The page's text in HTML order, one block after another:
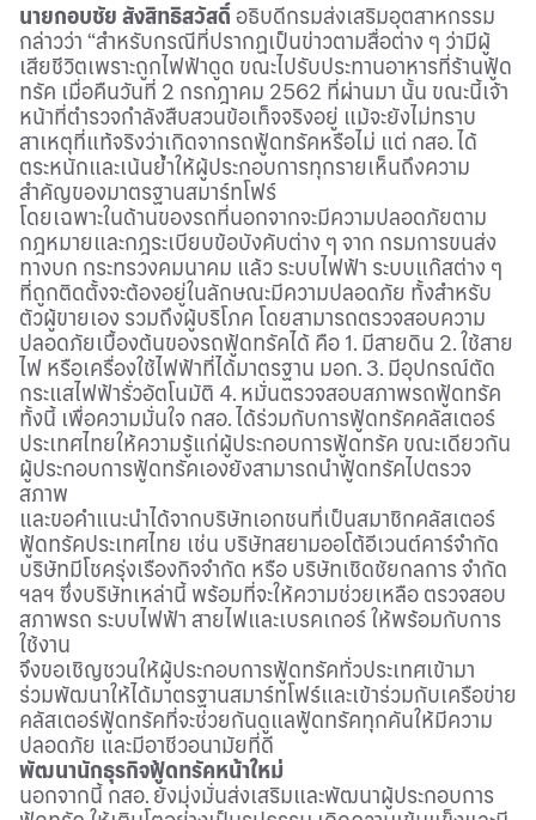
นายกอบชัย สังสิทธิสวัสดิ์ อธิบดีกรมส่งเสริมอุตสาหกรรม
กล่าวว่า “สำหรับกรณีที่ปรากฏเป็นข่าวตามสื่อต่าง ๆ ว่ามีผู้
เสียชีวิตเพราะถูกไฟฟ้าดูด ขณะไปรับประทานอาหารที่ร้านฟู้ด
ทรัค เมื่อคืนวันที่ 2 กรกฎาคม 2562 ที่ผ่านมา นั้น ขณะนี้เจ้า
หน้าที่ตำรวจกำลังสืบสวนข้อเท็จจริงอยู่ แม้จะยังไม่ทราบ
สาเหตุที่แท้จริงว่าเกิดจากรถฟู้ดทรัคหรือไม่ แต่ กสอ. ได้
ตระหนักและเน้นย้ำให้ผู้ประกอบการทุกรายเห็นถึงความ
สำคัญของมาตรฐานสมาร์ทโฟร์
โดยเฉพาะในด้านของรถที่นอกจากจะมีความปลอดภัยตาม
กฎหมายและกฎระเบียบข้อบังคับต่าง ๆ จาก กรมการขนส่ง
ทางบก กระทรวงคมนาคม แล้ว ระบบไฟฟ้า ระบบแก๊สต่าง ๆ
ที่ถูกติดตั้งจะต้องอยู่ในลักษณะมีความปลอดภัย ทั้งสำหรับ
ตัวผู้ขายเอง รวมถึงผู้บริโภค โดยสามารถตรวจสอบความ
ปลอดภัยเบื้องต้นของรถฟู้ดทรัคได้ คือ 1. มีสายดิน 2. ใช้สาย
ไฟ หรือเครื่องใช้ไฟฟ้าที่ได้มาตรฐาน มอก. 3. มีอุปกรณ์ตัด
กระแสไฟฟ้ารั่วอัตโนมัติ 4. หมั่นตรวจสอบสภาพรถฟู้ดทรัค
ทั้งนี้ เพื่อความมั่นใจ กสอ. ได้ร่วมกับการฟู้ดทรัคคลัสเตอร์
ประเทศไทยให้ความรู้แก่ผู้ประกอบการฟู้ดทรัค ขณะเดียวกัน
ผู้ประกอบการฟู้ดทรัคเองยังสามารถนำฟู้ดทรัคไปตรวจ
สภาพ
และขอคำแนะนำได้จากบริษัทเอกชนที่เป็นสมาชิกคลัสเตอร์
ฟู้ดทรัคประเทศไทย เช่น บริษัทสยามออโต้อีเวนต์คาร์จำกัด
บริษัทมีโชครุ่งเรืองกิจจำกัด หรือ บริษัทเชิดชัยกลการ จำกัด
ฯลฯ ซึ่งบริษัทเหล่านี้ พร้อมที่จะให้ความช่วยเหลือ ตรวจสอบ
สภาพรถ ระบบไฟฟ้า สายไฟและเบรคเกอร์ ให้พร้อมกับการ
ใช้งาน
จึงขอเชิญชวนให้ผู้ประกอบการฟู้ดทรัคทั่วประเทศเข้ามา
ร่วมพัฒนาให้ได้มาตรฐานสมาร์ทโฟร์และเข้าร่วมกับเครือข่าย
คลัสเตอร์ฟู้ดทรัคที่จะช่วยกันดูแลฟู้ดทรัคทุกคันให้มีความ
ปลอดภัย และมีอาชีวอนามัยที่ดี
พัฒนานักธุรกิจฟู้ดทรัคหน้าใหม่
นอกจากนี้ กสอ. ยังมุ่งมั่นส่งเสริมและพัฒนาผู้ประกอบการ